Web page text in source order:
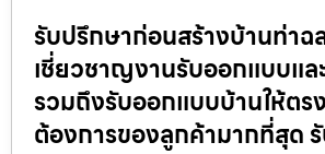
รับปรึกษาก่อนสร้างบ้านท่าฉ
เชี่ยวชาญงานรับออกแบบแล
รวมถึงรับออกแบบบ้านให้ตร
ต้องการของลูกค้ามากที่สุด รั